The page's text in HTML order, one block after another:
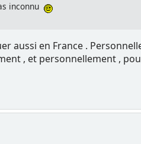
inconnu
aussi en France .
, et personnellement ,